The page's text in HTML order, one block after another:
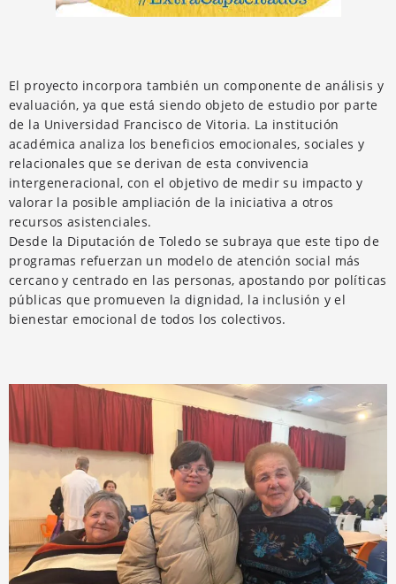
El proyecto incorpora también un componente de análisis y
evaluación, ya que está siendo objeto de estudio por parte
de la Universidad Francisco de Vitoria. La institución
académica analiza los beneficios emocionales, sociales y
relacionales que se derivan de esta convivencia
intergeneracional, con el objetivo de medir su impacto y
valorar la posible ampliación de la iniciativa a otros
recursos asistenciales.
Desde la Diputación de Toledo se subraya que este tipo de
programas refuerzan un modelo de atención social más
cercano y centrado en las personas, apostando por políticas
públicas que promueven la dignidad, la inclusión y el
bienestar emocional de todos los colectivos.